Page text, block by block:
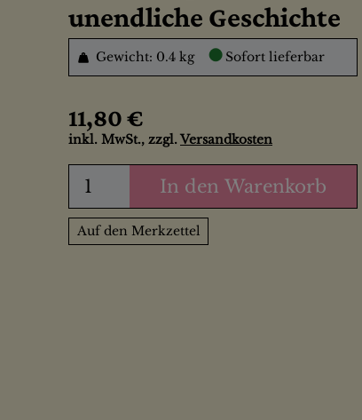
unendliche Geschichte
Gewicht: 0.4 kg ● Sofort lieferbar
11,80 €
inkl. MwSt., zzgl. Versandkosten
In den Warenkorb
Auf den Merkzettel